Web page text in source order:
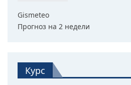
Gismeteo
Прогноз на 2 недели
Курс